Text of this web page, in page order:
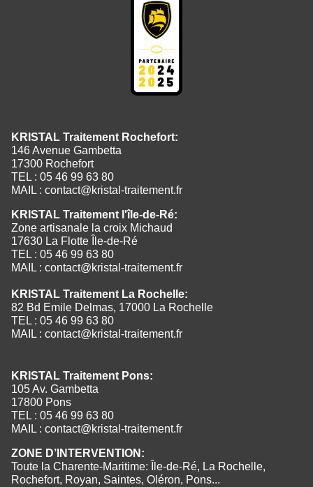
KRISTAL Traitement Rochefort:
146 Avenue Gambetta
17300 Rochefort
TEL : 05 46 99 63 80
MAIL : contact@kristal-traitement.fr
KRISTAL Traitement l'île-de-Ré:
Zone artisanale la croix Michaud
17630 La Flotte Île-de-Ré
TEL : 05 46 99 63 80
MAIL : contact@kristal-traitement.fr
KRISTAL Traitement La Rochelle:
82 Bd Emile Delmas, 17000 La Rochelle
TEL : 05 46 99 63 80
MAIL : contact@kristal-traitement.fr
KRISTAL Traitement Pons:
105 Av. Gambetta
17800 Pons
TEL : 05 46 99 63 80
MAIL : contact@kristal-traitement.fr
ZONE D’INTERVENTION:
Toute la Charente-Maritime: Île-de-Ré, La Rochelle,
Rochefort, Royan, Saintes, Oléron, Pons...